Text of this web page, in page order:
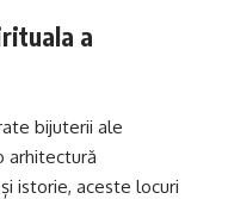
a
bijuterii ale
arhitectură
istorie, aceste locuri